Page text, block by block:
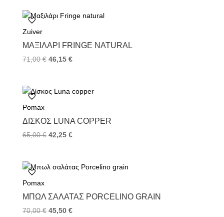
Zuiver
ΜΑΞΙΛΆΡΙ FRINGE NATURAL
71,00€ 46,15 €
Pomax
ΔΊΣΚΟΣ LUNA COPPER
65,00€ 42,25 €
Pomax
ΜΠΩΛ ΣΑΛΆΤΑΣ PORCELINO GRAIN
70,00€ 45,50 €